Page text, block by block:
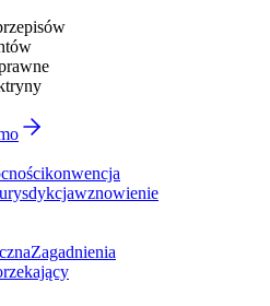
konwencja
wznowienie
Zagadnienia